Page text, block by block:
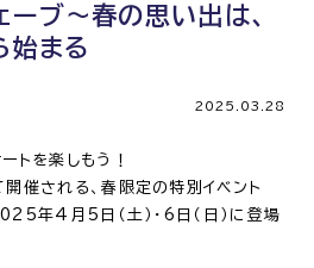
ブ〜春の思い出は、
始まる
2025.03.28
トを楽しもう！
催される、春限定の特別イベント
年4月5日（土）・6日（日）に登場